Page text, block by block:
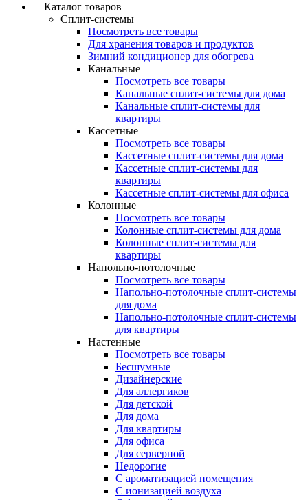
Каталог товаров
Сплит-системы
Посмотреть все товары
Для хранения товаров и продуктов
Зимний кондиционер для обогрева
Канальные
Посмотреть все товары
Канальные сплит-системы для дома
Канальные сплит-системы для
квартиры
Кассетные
Посмотреть все товары
Кассетные сплит-системы для дома
Кассетные сплит-системы для
квартиры
Кассетные сплит-системы для офиса
Колонные
Посмотреть все товары
Колонные сплит-системы для дома
Колонные сплит-системы для
квартиры
Напольно-потолочные
Посмотреть все товары
Напольно-потолочные сплит-системы
для дома
Напольно-потолочные сплит-системы
для квартиры
Настенные
Посмотреть все товары
Бесшумные
Дизайнерские
Для аллергиков
Для детской
Для дома
Для квартиры
Для офиса
Для серверной
Недорогие
С ароматизацией помещения
С ионизацией воздуха